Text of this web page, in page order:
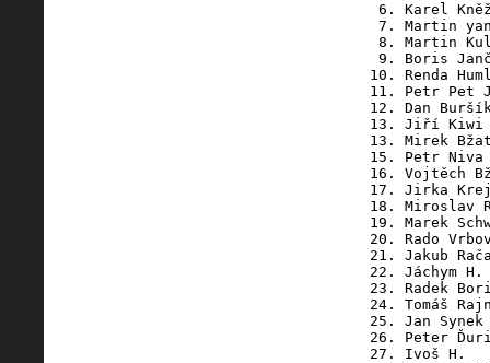
6. Karel
7. Martin
8. Martin
9. Boris
10. Renda
11. Petr
12. Dan
13. Jiří Kiwi
13. Mirek
15. Petr
16. Vojtěch
17. Jirka
18. Miroslav
19. Marek
20. Rado
21. Jakub
22. Jáchym
23. Radek
24. Tomáš
25. Jan
26. Peter
27. Ivoš H.